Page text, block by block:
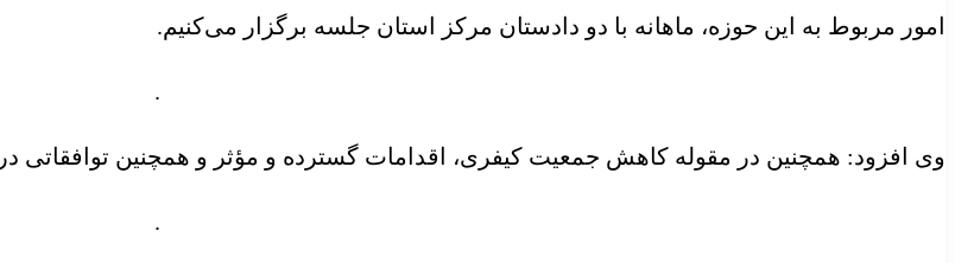
امور مربوط به این حوزه، ماهانه با دو دادستان مرکز استان جلسه برگزار می‌کنیم.
.
وی افزود: همچنین در مقوله کاهش جمعیت کیفری، اقدامات گسترده و مؤثر و همچنین
.